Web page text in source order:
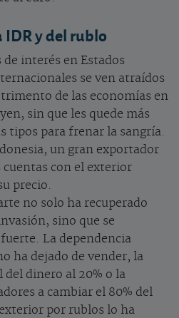
IDR y del rublo
de interés en Estados
se ven atraídos
de las economías en
sin que les quede más
tipos para frenar la sangría.
un gran exportador
con el exterior
precio.
no solo ha recuperado
sino que se
La dependencia
ha dejado de vender, la
dinero al 20% o la
a cambiar el 80% del
por rublos lo ha